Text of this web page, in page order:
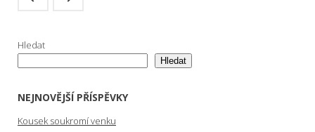
Hledat
Hledat
NEJNOVĚJŠÍ PŘÍSPĚVKY
Kousek soukromí venku